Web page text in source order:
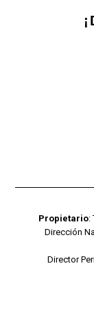
Propietario:
Dirección
Director